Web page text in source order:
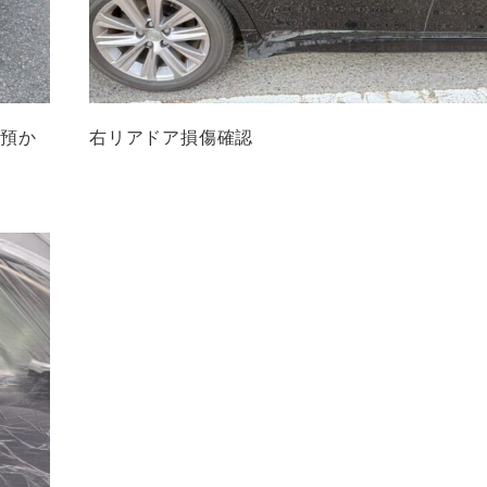
か 右リアドア損傷確認